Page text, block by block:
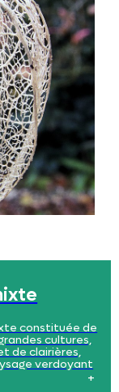
constituée de
cultures,
de clairières,
verdoyant
où le sol de moins